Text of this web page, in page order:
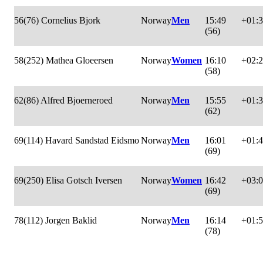
56(76) Cornelius Bjork NorwayMen
15:49
(56)
58(252) Mathea Gloeersen NorwayWomen 16:10
(58)
62(86) Alfred Bjoerneroed NorwayMen
15:55
(62)
69(114) Havard Sandstad EidsmoNorwayMen
16:01
(69)
69(250) Elisa Gotsch Iversen NorwayWomen 16:42
(69)
78(112) Jorgen Baklid NorwayMen
16:14
(78)